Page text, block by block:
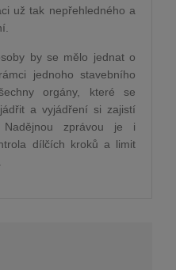
už tak nepřehledného a
by se mělo jednat o
jednoho stavebního
orgány, které se
a vyjádření si zajistí
zprávou je i
dílčích kroků a limit